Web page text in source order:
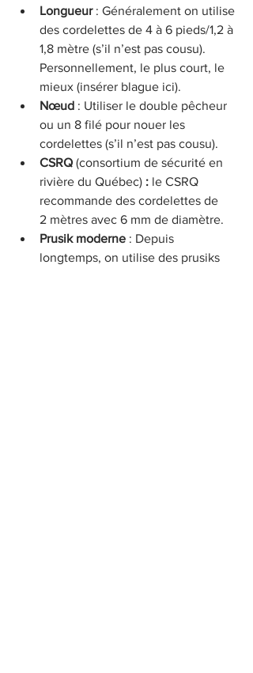
Longueur : Généralement on utilise
des cordelettes de 4 à 6 pieds/1,2 à
1,8 mètre (s’il n’est pas cousu).
Personnellement, le plus court, le
mieux (insérer blague ici).
Nœud : Utiliser le double pêcheur
ou un 8 filé pour nouer les
cordelettes (s’il n’est pas cousu).
CSRQ (consortium de sécurité en
rivière du Québec) : le CSRQ
recommande des cordelettes de
2 mètres avec 6 mm de diamètre.
Prusik moderne : Depuis
longtemps, on utilise des prusiks